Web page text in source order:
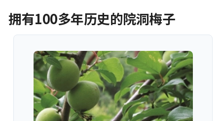
拥有100多年历史的院洞梅子